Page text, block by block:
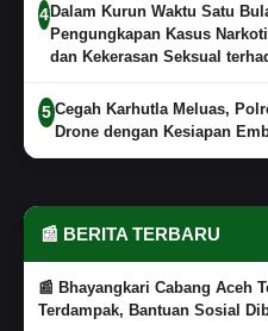
4Dalam Kurun Waktu Satu
Pengungkapan Kasus
dan Kekerasan Seksual
5Cegah Karhutla Meluas,
Drone dengan Kesiapan
📰 BERITA TERBARU
📰 Bhayangkari Cabang Aceh
Terdampak, Bantuan Sosial